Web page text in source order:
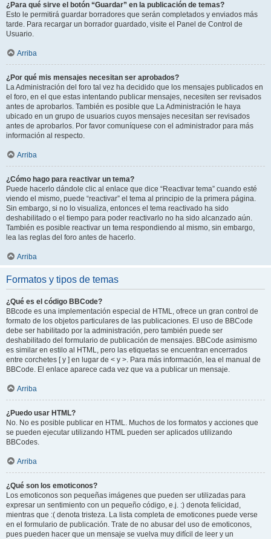
¿Para qué sirve el botón “Guardar” en la publicación de temas?
Esto le permitirá guardar borradores que serán completados y enviados más
tarde. Para recargar un borrador guardado, visite el Panel de Control de
Usuario.
Arriba
¿Por qué mis mensajes necesitan ser aprobados?
La Administración del foro tal vez ha decidido que los mensajes publicados en
el foro, en el que estas intentando publicar mensajes, necesiten ser revisados
antes de aprobarlos. También es posible que La Administración le haya
ubicado en un grupo de usuarios cuyos mensajes necesitan ser revisados
antes de aprobarlos. Por favor comuníquese con el administrador para más
información al respecto.
Arriba
¿Cómo hago para reactivar un tema?
Puede hacerlo dándole clic al enlace que dice “Reactivar tema” cuando esté
viendo el mismo, puede “reactivar” el tema al principio de la primera página.
Sin embargo, si no lo visualiza, entonces el tema reactivado ha sido
deshabilitado o el tiempo para poder reactivarlo no ha sido alcanzado aún.
También es posible reactivar un tema respondiendo al mismo, sin embargo,
lea las reglas del foro antes de hacerlo.
Arriba
Formatos y tipos de temas
¿Qué es el código BBCode?
BBcode es una implementación especial de HTML, ofrece un gran control de
formato de los objetos particulares de las publicaciones. El uso de BBCode
debe ser habilitado por la administración, pero también puede ser
deshabilitado del formulario de publicación de mensajes. BBCode asimismo
es similar en estilo al HTML, pero las etiquetas se encuentran encerrados
entre corchetes [ y ] en lugar de < y >. Para más información, lea el manual de
BBCode. El enlace aparece cada vez que va a publicar un mensaje.
Arriba
¿Puedo usar HTML?
No. No es posible publicar en HTML. Muchos de los formatos y acciones que
se pueden ejecutar utilizando HTML pueden ser aplicados utilizando
BBCodes.
Arriba
¿Qué son los emoticonos?
Los emoticonos son pequeñas imágenes que pueden ser utilizadas para
expresar un sentimiento con un pequeño código, e.j. :) denota felicidad,
mientras que :( denota tristeza. La lista completa de emoticones puede verse
en el formulario de publicación. Trate de no abusar del uso de emoticonos,
pues pueden hacer que un mensaje se vuelva muy difícil de leer y un